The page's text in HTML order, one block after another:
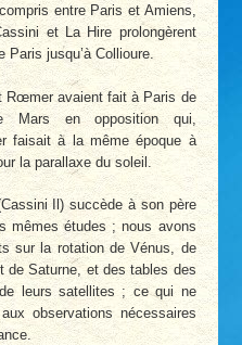
entre Paris et Amiens,
et La Hire prolongèrent
Paris jusqu’à Collioure.
Rœmer avaient fait à Paris de
Mars en opposition qui,
faisait à la même époque à
la parallaxe du soleil.
Il) succède à son père
mêmes études ; nous avons
sur la rotation de Vénus, de
de Saturne, et des tables des
leurs satellites ; ce qui ne
observations nécessaires